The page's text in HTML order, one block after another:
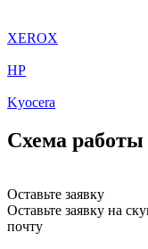
XEROX
HP
Kyocera
Схема работы
Оставьте заявку
Оставьте заявку на
почту